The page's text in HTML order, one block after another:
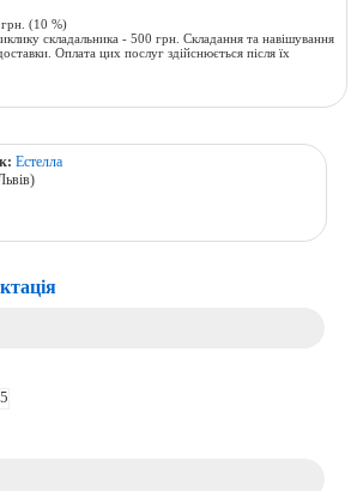
(10 %)
складальника - 500 грн. Складання та навішування
Оплата цих послуг здійснюється після їх
Естелла